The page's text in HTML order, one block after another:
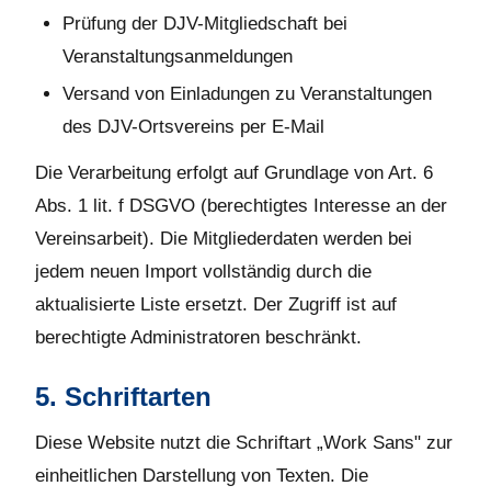
Prüfung der DJV-Mitgliedschaft bei
Veranstaltungsanmeldungen
Versand von Einladungen zu Veranstaltungen
des DJV-Ortsvereins per E-Mail
Die Verarbeitung erfolgt auf Grundlage von Art. 6
Abs. 1 lit. f DSGVO (berechtigtes Interesse an der
Vereinsarbeit). Die Mitgliederdaten werden bei
jedem neuen Import vollständig durch die
aktualisierte Liste ersetzt. Der Zugriff ist auf
berechtigte Administratoren beschränkt.
5. Schriftarten
Diese Website nutzt die Schriftart „Work Sans" zur
einheitlichen Darstellung von Texten. Die